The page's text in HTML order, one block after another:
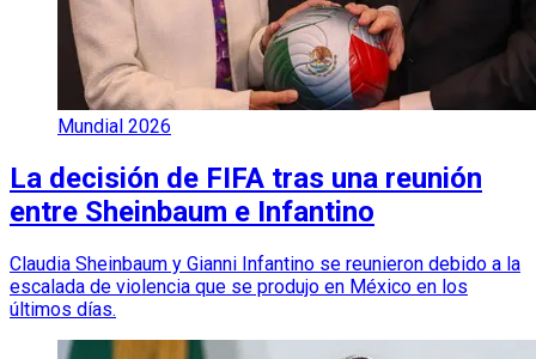
Mundial 2026
La decisión de FIFA tras una reunión
entre Sheinbaum e Infantino
Claudia Sheinbaum y Gianni Infantino se reunieron debido a la
escalada de violencia que se produjo en México en los
últimos días.